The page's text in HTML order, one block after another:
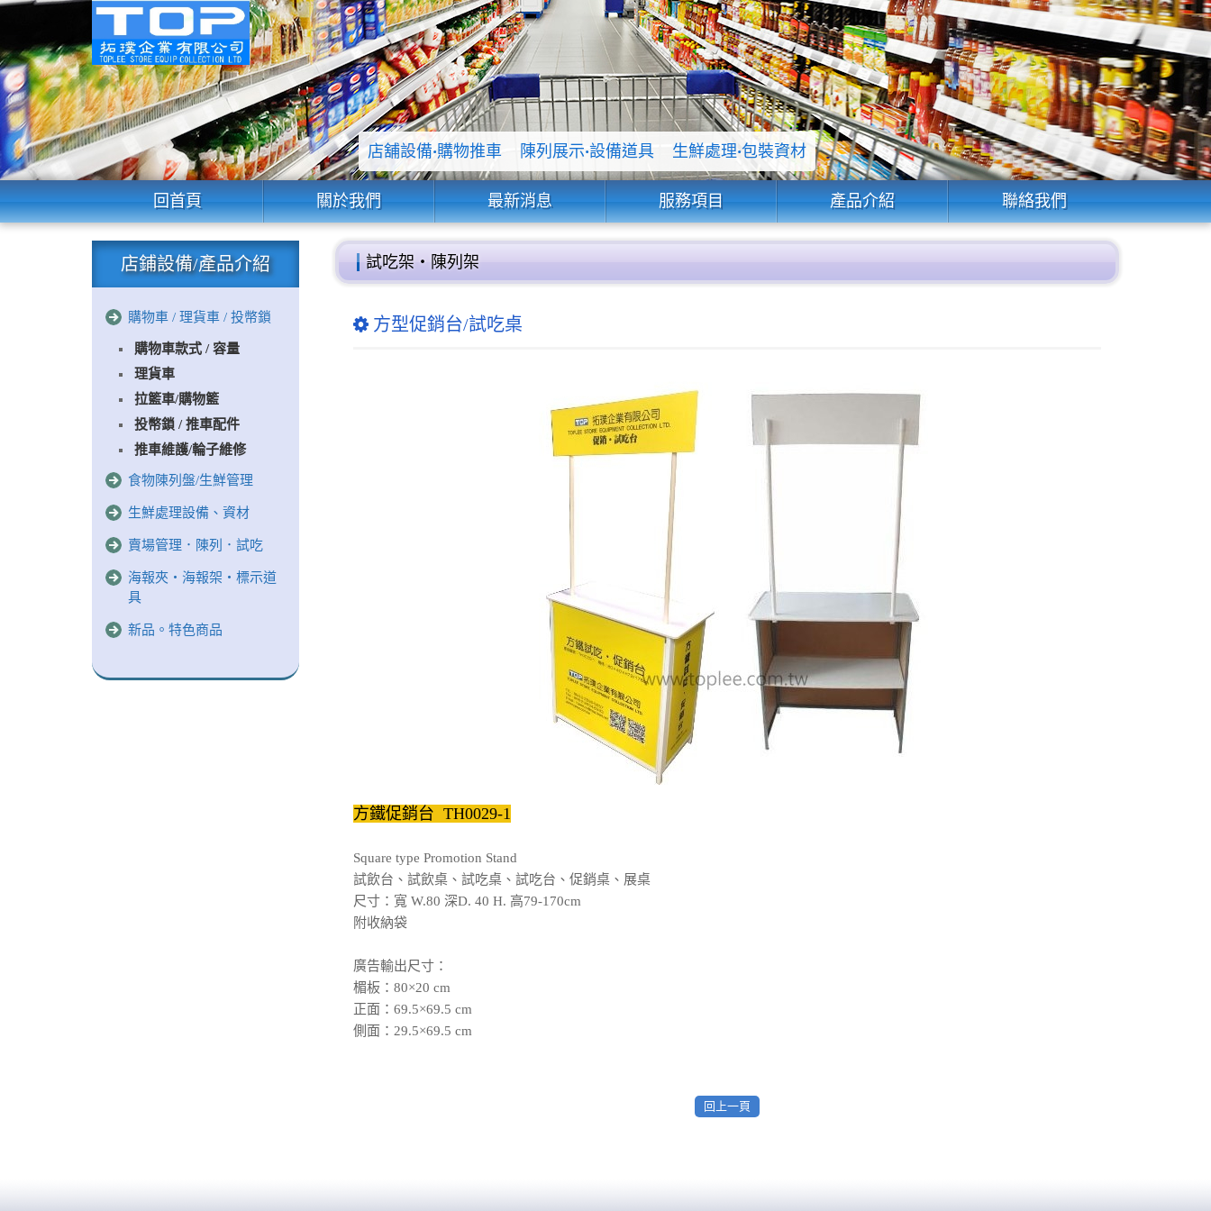
店舖設備‧購物推車 陳列展示‧設備道具 生鮮處理‧包裝資材
回首頁 關於我們 最新消息 服務項目 產品介紹 聯絡我們
店鋪設備/產品介紹
購物車 / 理貨車 / 投幣鎖
購物車款式 / 容量
理貨車
拉籃車/購物籃
投幣鎖 / 推車配件
推車維護/輪子維修
食物陳列盤/生鮮管理
生鮮處理設備、資材
賣場管理．陳列．試吃
海報夾‧海報架‧標示道
具
新品。特色商品
試吃架‧陳列架
方型促銷台/試吃桌
方鐵促銷台 TH0029-1
Square type Promotion Stand
試飲台、試飲桌、試吃桌、試吃台、促銷桌、展桌
尺寸：寬 W.80 深D. 40 H. 高79-170cm
附收納袋
廣告輸出尺寸：
楣板：80×20 cm
正面：69.5×69.5 cm
側面：29.5×69.5 cm
回上一頁